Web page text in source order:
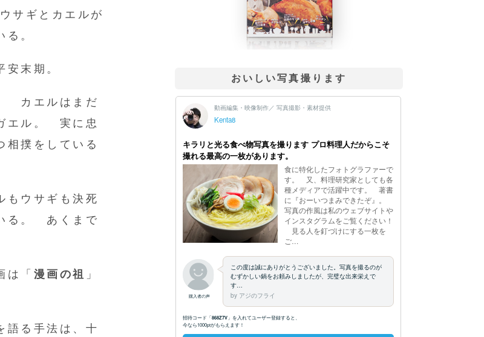
サギとカエルが
。
末期。
カエルはまだ
エル。 実に忠
相撲をしている
もウサギも決死
る。 あくまで
「 漫画の祖
」
語る手法は、十
おいしい写真撮ります